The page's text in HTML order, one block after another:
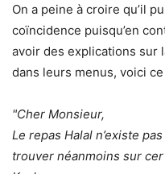
On a peine à croire qu’il
coïncidence puisqu’en
avoir des explications sur
dans leurs menus, voici
"Cher Monsieur,
Le repas Halal n’existe
trouver néanmoins sur